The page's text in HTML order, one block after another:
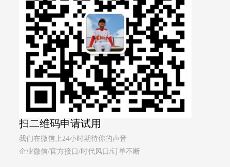
扫二维码申请试用
我们在微信上24小时期待你的声音
企业微信/官方接口/时代风口/订单不断